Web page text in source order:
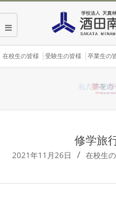
content
Secondary
在校生の皆様 受験生の皆様 卒業生の
修学旅
2021年11月26日 在校生